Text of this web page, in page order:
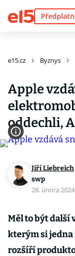
e15.cz Byznys
Apple
oddechli,
Jiří Liebreich
swp
28. února 2024
Měl to být další
kterým si
rozšíří